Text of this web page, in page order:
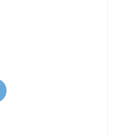
Minahasa Utara
Kebumen 2026/2027
Barru 2026/2027